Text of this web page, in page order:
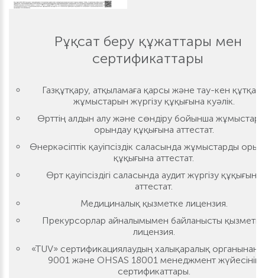
Рұқсат беру құжаттары мен
сертификаттары
Газқұтқару, атқыламаға қарсы және тау-кен
жұмыстарын жүргізу құқығына куәлік.
Өрттің алдын алу және сөндіру бойынша
орындау құқығына аттестат.
Өнеркәсіптік қауіпсіздік саласында жұмыстарды
құқығына аттестат.
Өрт қауіпсіздігі саласында аудит жүргізу құқығына
аттестат.
Медициналық қызметке лицензия.
Прекурсорлар айналымымен байланысты қызметке
лицензия.
«TUV» сертификациялаудың халықаралық органынан
9001 және OHSAS 18001 менеджмент жүйесінің
сертификаттары.